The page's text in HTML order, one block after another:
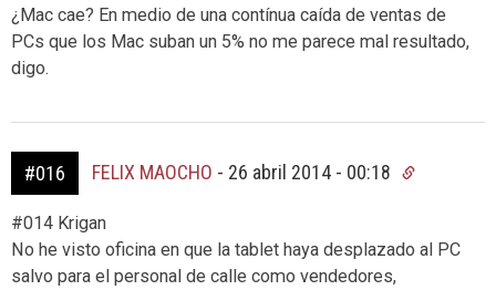
¿Mac cae? En medio de una contínua caída de ventas de
PCs que los Mac suban un 5% no me parece mal resultado,
digo.
#016 FELIX MAOCHO - 26 abril 2014 - 00:18
#014 Krigan
No he visto oficina en que la tablet haya desplazado al PC
salvo para el personal de calle como vendedores,